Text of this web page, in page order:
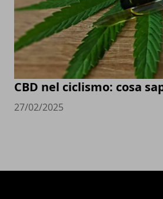
CBD nel ciclismo: cosa
27/02/2025